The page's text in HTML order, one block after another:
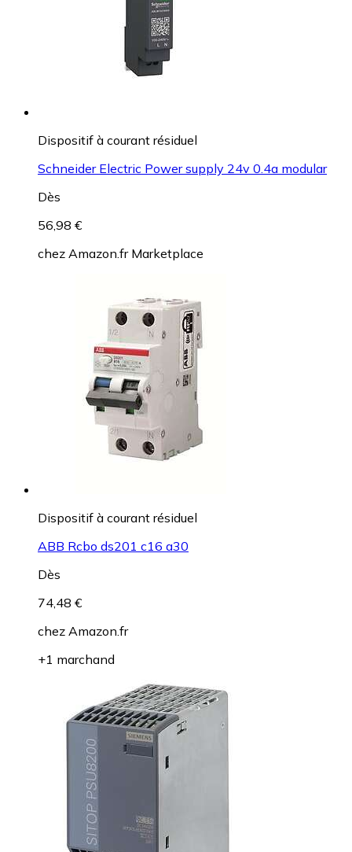
Dispositif à courant résiduel
Schneider Electric Power supply 24v 0.4a modular
Dès
56,98 €
chez Amazon.fr Marketplace
Dispositif à courant résiduel
ABB Rcbo ds201 c16 a30
Dès
74,48 €
chez Amazon.fr
+1 marchand